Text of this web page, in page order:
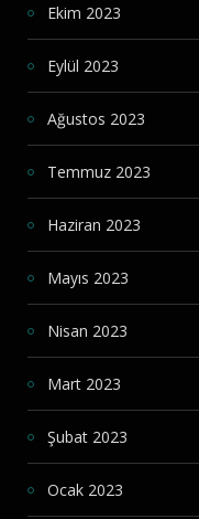
Ekim 2023
Eylül 2023
Ağustos 2023
Temmuz 2023
Haziran 2023
Mayıs 2023
Nisan 2023
Mart 2023
Şubat 2023
Ocak 2023